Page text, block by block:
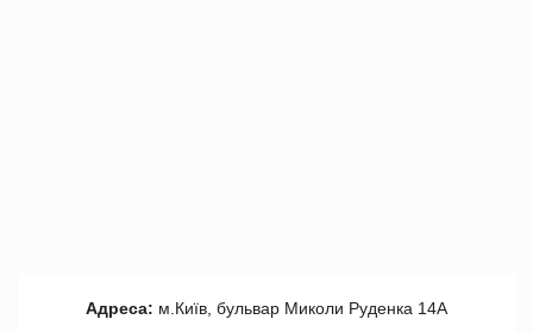
Адреса: м.Київ, бульвар Миколи Руденка 14А